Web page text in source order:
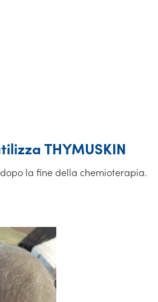
THYMUSKIN
la fine della chemioterapia.